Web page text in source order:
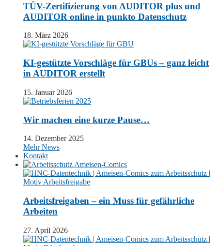
TÜV-Zertifizierung von AUDITOR plus und
AUDITOR online in punkto Datenschutz
18. März 2026
KI-gestützte Vorschläge für GBUs – ganz leicht
in AUDITOR erstellt
15. Januar 2026
Wir machen eine kurze Pause…
14. Dezember 2025
Mehr News
Kontakt
Arbeitsfreigaben – ein Muss für gefährliche
Arbeiten
27. April 2026